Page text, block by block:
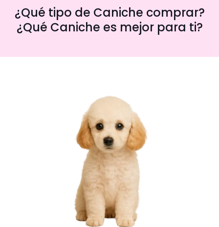
¿Qué tipo de Caniche comprar?
¿Qué Caniche es mejor para ti?